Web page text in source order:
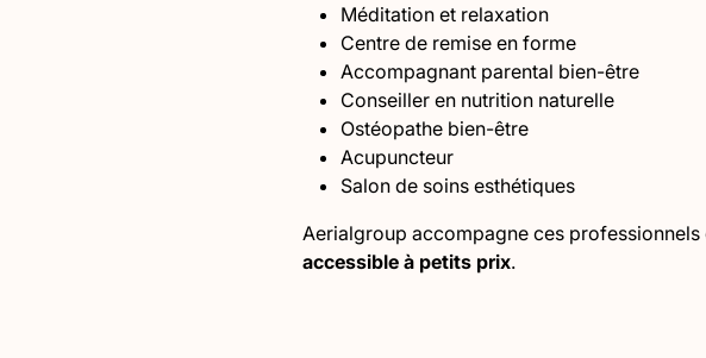
Méditation et relaxation
Centre de remise en forme
Accompagnant parental bien-être
Conseiller en nutrition naturelle
Ostéopathe bien-être
Acupuncteur
Salon de soins esthétiques
Aerialgroup accompagne ces professionnels
accessible à petits prix.